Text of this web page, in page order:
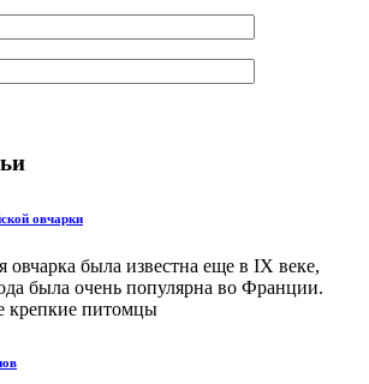
овчарки
овчарка была известна еще в IX веке,
была очень популярна во Франции.
крепкие питомцы